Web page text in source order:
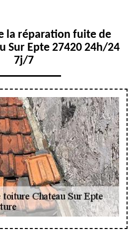
la réparation fuite de
Sur Epte 27420 24h/24
7j/7